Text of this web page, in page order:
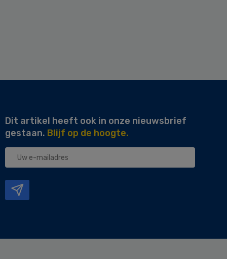
Dit artikel heeft ook in onze nieuwsbrief
gestaan. Blijf op de hoogte.
Uw